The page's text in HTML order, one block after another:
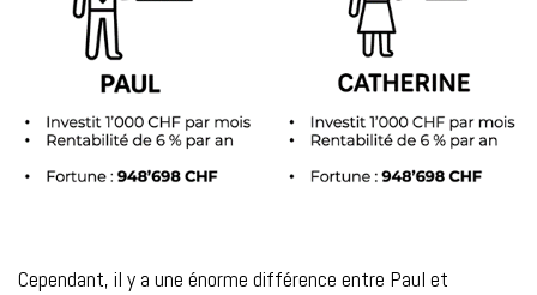
Cependant, il y a une énorme différence entre Paul et